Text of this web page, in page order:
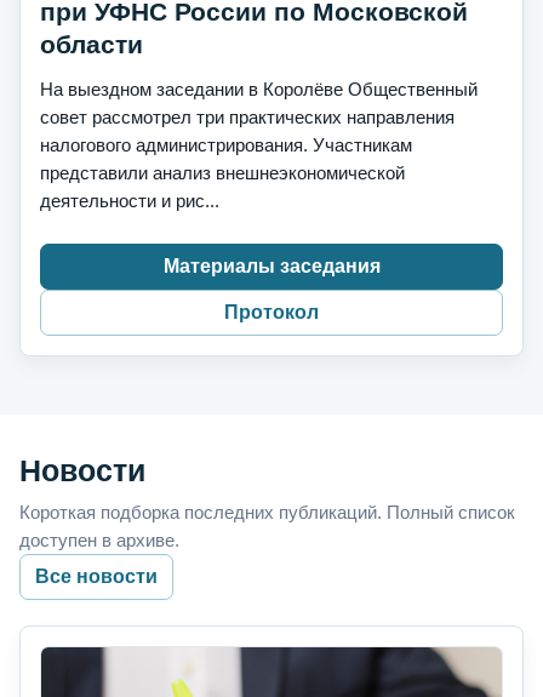
при УФНС России по Московской
области
На выездном заседании в Королёве Общественный
совет рассмотрел три практических направления
налогового администрирования. Участникам
представили анализ внешнеэкономической
деятельности и рис...
Материалы заседания
Протокол
Новости
Короткая подборка последних публикаций. Полный список
доступен в архиве.
Все новости